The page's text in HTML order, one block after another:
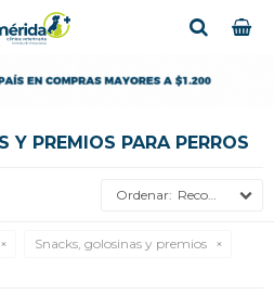
Y PREMIOS PARA PERROS
Recomendados
Snacks, golosinas y premios